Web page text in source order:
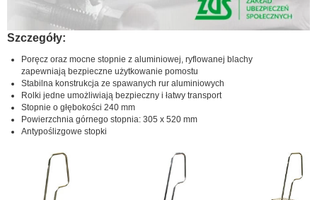
Szczegóły:
Poręcz oraz mocne stopnie z aluminiowej, ryflowanej blachy
zapewniają bezpieczne użytkowanie pomostu
Stabilna konstrukcja ze spawanych rur aluminiowych
Rolki jedne umożliwiają bezpieczny i łatwy transport
Stopnie o głębokości 240 mm
Powierzchnia górnego stopnia: 305 x 520 mm
Antypoślizgowe stopki